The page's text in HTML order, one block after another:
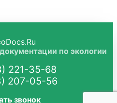
по экологии
221-35-68
207-05-56
звонок